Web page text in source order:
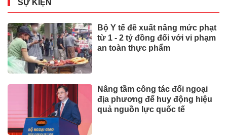
SỰ KIỆN
Bộ Y tế đề xuất nâng mức phạt
từ 1 - 2 tỷ đồng đối với vi phạm
an toàn thực phẩm
Nâng tầm công tác đối ngoại
địa phương để huy động hiệu
quả nguồn lực quốc tế